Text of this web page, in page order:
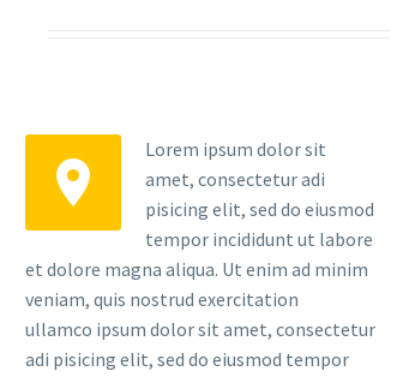


Lorem ipsum dolor sit
amet, consectetur adi
pisicing elit, sed do eiusmod
tempor incididunt ut labore
et dolore magna aliqua. Ut enim ad minim
veniam, quis nostrud exercitation
ullamco ipsum dolor sit amet, consectetur
adi pisicing elit, sed do eiusmod tempor